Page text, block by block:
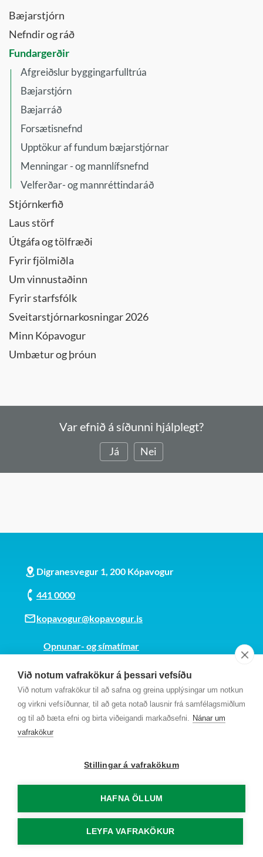
Við notum vafrakökur á þessari vefsíðu
Við notum vafrakökur til að safna og greina upplýsingar um notkun
og virkni vefsíðunnar, til að geta notað lausnir frá samfélagsmiðlum
og til að bæta efni og birta viðeigandi markaðsefni. Nánar um
vafrakökur
Stillingar á vafrakökum
HAFNA ÖLLUM
LEYFA VAFRAKÖKUR
Bæjarstjórn
Nefndir og ráð
Fundargerðir
Afgreiðslur byggingarfulltrúa
Bæjarstjórn
Bæjarráð
Forsætisnefnd
Upptökur af fundum bæjarstjórnar
Menningar - og mannlífsnefnd
Velferðar- og mannréttindaráð
Stjórnkerfið
Laus störf
Útgáfa og tölfræði
Fyrir fjölmiðla
Um vinnustaðinn
Fyrir starfsfólk
Sveitarstjórnarkosningar 2026
Minn Kópavogur
Umbætur og þróun
Var efnið á síðunni hjálplegt?
Já Nei
Digranesvegur 1, 200 Kópavogur
441 0000
kopavogur@kopavogur.is
Opnunar- og símatímar
Kt. 700169-3759
Fundarmannagátt